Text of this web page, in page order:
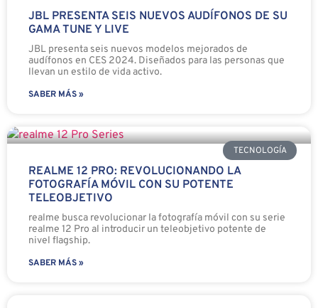
JBL PRESENTA SEIS NUEVOS AUDÍFONOS DE SU
GAMA TUNE Y LIVE
JBL presenta seis nuevos modelos mejorados de
audífonos en CES 2024. Diseñados para las personas que
llevan un estilo de vida activo.
SABER MÁS »
TECNOLOGÍA
REALME 12 PRO: REVOLUCIONANDO LA
FOTOGRAFÍA MÓVIL CON SU POTENTE
TELEOBJETIVO
realme busca revolucionar la fotografía móvil con su serie
realme 12 Pro al introducir un teleobjetivo potente de
nivel flagship.
SABER MÁS »